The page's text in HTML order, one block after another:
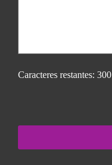
Caracteres restantes: 300